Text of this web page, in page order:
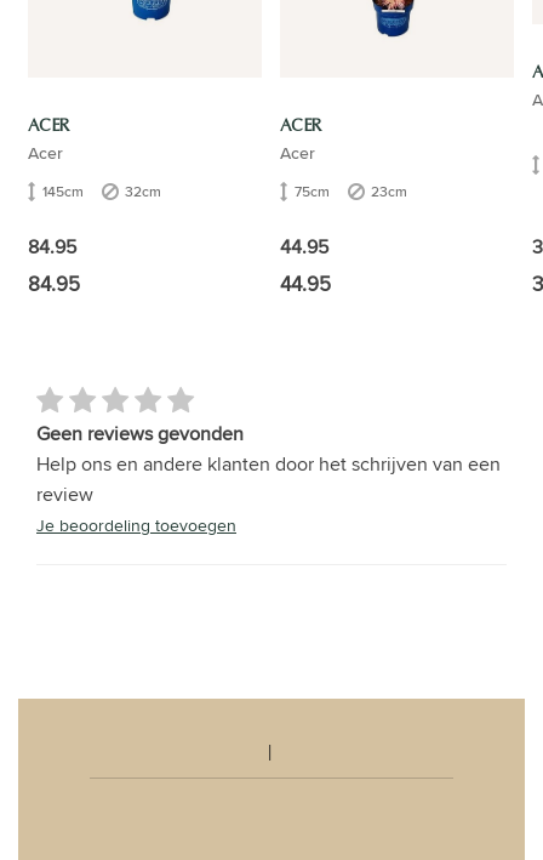
ACER
Acer
145cm 32cm
84.95
84.95
ACER
Acer
75cm 23cm
44.95
44.95
Geen reviews gevonden
Help ons en andere klanten door het schrijven van een
review
Je beoordeling toevoegen